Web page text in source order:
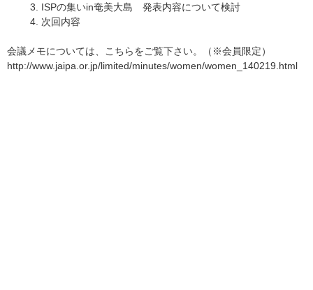
ISPの集いin奄美大島 発表内容について検討
次回内容
会議メモについては、こちらをご覧下さい。（※会員限定）
http://www.jaipa.or.jp/limited/minutes/women/women_140219.html